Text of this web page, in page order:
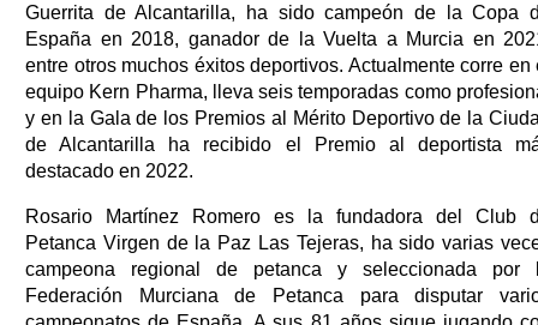
Guerrita de Alcantarilla, ha sido campeón de la Copa
España en 2018, ganador de la Vuelta a Murcia en
entre otros muchos éxitos deportivos. Actualmente corre en
equipo Kern Pharma, lleva seis temporadas como
y en la Gala de los Premios al Mérito Deportivo de la
de Alcantarilla ha recibido el Premio al deportista
destacado en 2022.
Rosario Martínez Romero es la fundadora del Club
Petanca Virgen de la Paz Las Tejeras, ha sido varias
campeona regional de petanca y seleccionada por
Federación Murciana de Petanca para disputar